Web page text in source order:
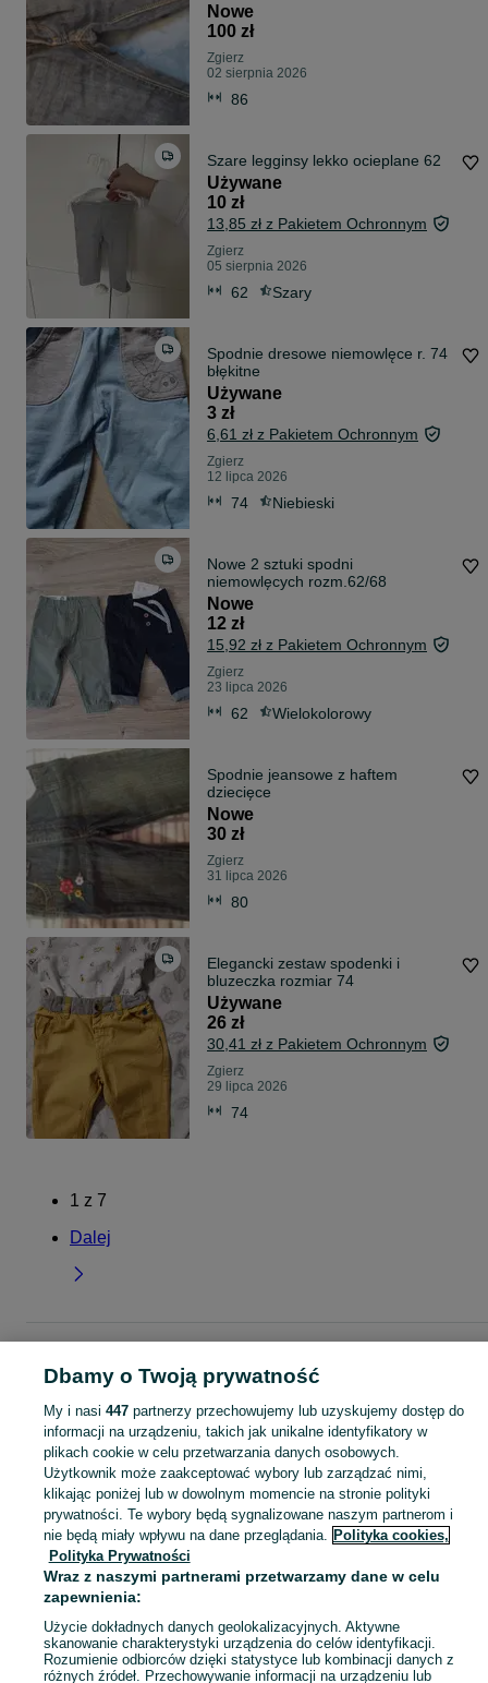
Nowe
100 zł
Zgierz
02 sierpnia 2026
86
Szare legginsy lekko ocieplane 62
Używane
10 zł
13,85 zł z Pakietem Ochronnym
Zgierz
05 sierpnia 2026
62 Szary
Spodnie dresowe niemowlęce r. 74
błękitne
Używane
3 zł
6,61 zł z Pakietem Ochronnym
Zgierz
12 lipca 2026
74 Niebieski
Nowe 2 sztuki spodni
niemowlęcych rozm.62/68
Nowe
12 zł
15,92 zł z Pakietem Ochronnym
Zgierz
23 lipca 2026
62 Wielokolorowy
Spodnie jeansowe z haftem
dziecięce
Nowe
30 zł
Zgierz
31 lipca 2026
80
Elegancki zestaw spodenki i
bluzeczka rozmiar 74
Używane
26 zł
30,41 zł z Pakietem Ochronnym
Zgierz
29 lipca 2026
74
1 z 7
Dalej
i spodenki - Łódzkie
Spodnie i spodenki - Zgierz
KATEGORIA
ubranko do chrztu dla chłopca,ubranko do chrztu dla dziewczynki,ubranko
Zobacz
Mapa kategorii
Mapa miejscowości
Mapa ministron
Popularne wyszukiwania
Dbamy o Twoją prywatność
My i nasi 447partnerzy przechowujemy lub uzyskujemy dostęp do
informacji na urządzeniu, takich jak unikalne identyfikatory w
plikach cookie w celu przetwarzania danych osobowych.
Użytkownik może zaakceptować wybory lub zarządzać nimi,
klikając poniżej lub w dowolnym momencie na stronie polityki
prywatności. Te wybory będą sygnalizowane naszym partnerom i
nie będą miały wpływu na dane przeglądania. Polityka cookies,
Polityka Prywatności
Wraz z naszymi partnerami przetwarzamy dane w celu
zapewnienia:
Użycie dokładnych danych geolokalizacyjnych. Aktywne
skanowanie charakterystyki urządzenia do celów identyfikacji.
Rozumienie odbiorców dzięki statystyce lub kombinacji danych z
różnych źródeł. Przechowywanie informacji na urządzeniu lub